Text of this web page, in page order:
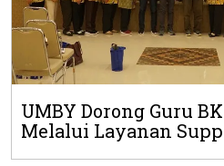
UMBY Dorong Guru
Melalui Layanan